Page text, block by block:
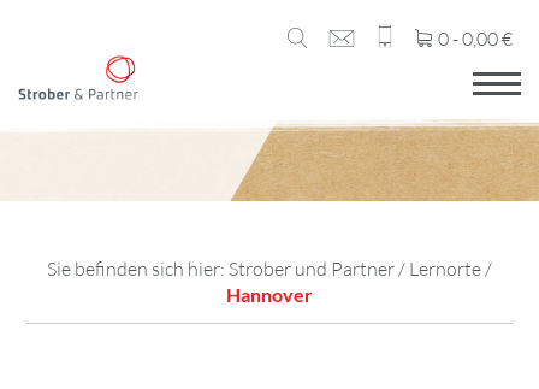
0 -0,00€
Sie befinden sich hier: Strober und Partner/ Lernorte/
Hannover